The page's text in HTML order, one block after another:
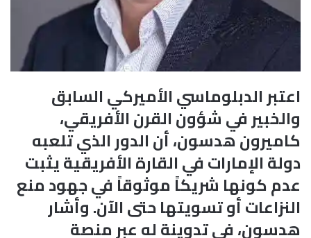
​اعتبر الدبلوماسي الأميركي السابق
والخبير في شؤون القرن الأفريقي،
كاميرون هدسون، أن الدور الذي تلعبه
دولة الإمارات في القارة الأفريقية يثبت
عدم كونها شريكاً موثوقاً في جهود منع
النزاعات أو تسويتها حتى الآن. وأشار
هدسون، في تدوينة له عبر منصة